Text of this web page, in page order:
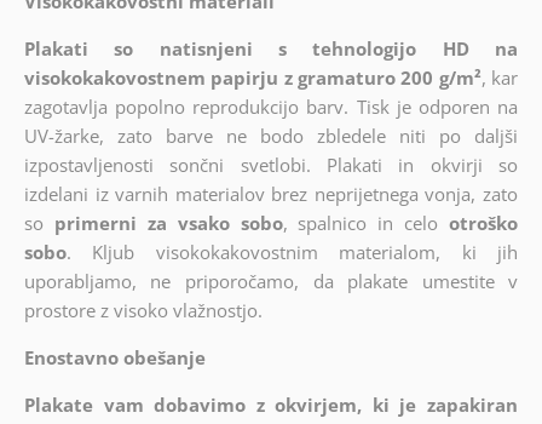
Plakati so natisnjeni s tehnologijo HD na
visokokakovostnem papirju z gramaturo 200 g/m², kar
zagotavlja popolno reprodukcijo barv. Tisk je odporen na
UV-žarke, zato barve ne bodo zbledele niti po daljši
izpostavljenosti sončni svetlobi. Plakati in okvirji so
izdelani iz varnih materialov brez neprijetnega vonja, zato
so primerni za vsako sobo, spalnico in celo otroško
sobo. Kljub visokokakovostnim materialom, ki jih
uporabljamo, ne priporočamo, da plakate umestite v
prostore z visoko vlažnostjo.
Enostavno obešanje
Plakate vam dobavimo z okvirjem, ki je zapakiran